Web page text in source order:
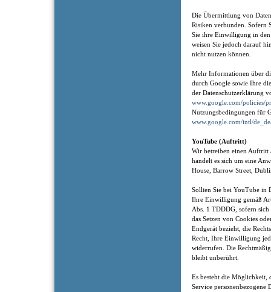
Die Übermittlung von
Risiken verbunden. Sofern
Sie ihre Einwilligung in
weisen Sie jedoch darauf
nicht nutzen können.
Mehr Informationen über
durch Google sowie Ihre
der Datenschutzerklärung
www.google.com/policies/
Nutzungsbedingungen für
www.google.com/intl/
YouTube (Auftritt)
Wir betreiben einen
handelt es sich um eine
House, Barrow Street,
Sollten Sie bei YouTube in
Ihre Einwilligung gemäß
Abs. 1 TDDDG, sofern
das Setzen von Cookies
Endgerät bezieht, die
Recht, Ihre Einwilligung
widerrufen. Die
bleibt unberührt.
Es besteht die Möglichkeit,
Service personenbezogene